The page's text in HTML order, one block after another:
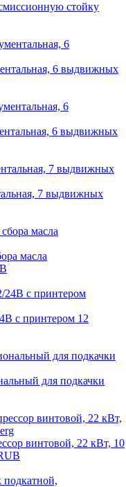
стойку
6 выдвижных
6 выдвижных
7 выдвижных
масла
с принтером 12
для подкачки
винтовой, 22 кВт, 10